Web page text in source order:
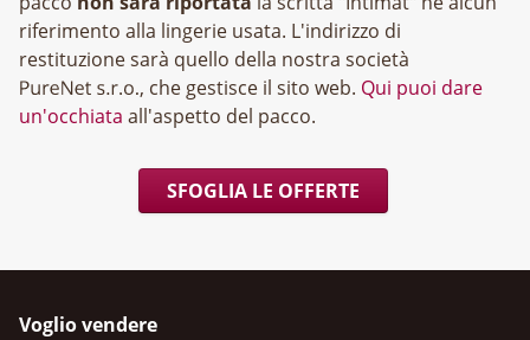
riferimento alla lingerie usata. L'indirizzo di
restituzione sarà quello della nostra società
, che gestisce il sito web. Qui puoi dare
un'occhiata all'aspetto del pacco.
SFOGLIA LE OFFERTE
Voglio vendere